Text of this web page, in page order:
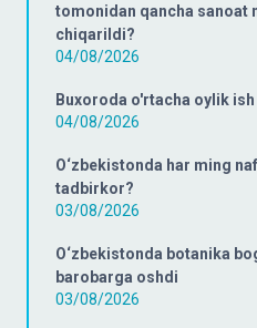
tomonidan qancha sanoat
chiqarildi?
04/08/2026
Buxoroda o'rtacha oylik
04/08/2026
O‘zbekistonda har ming
tadbirkor?
03/08/2026
O‘zbekistonda botanika
barobarga oshdi
03/08/2026